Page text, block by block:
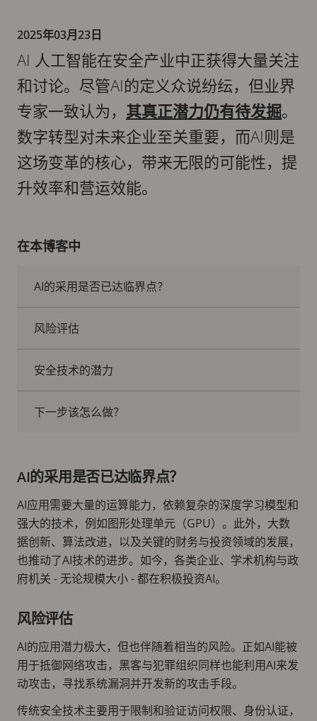
2025年03月23日
AI 人工智能在安全产业中正获得大量关注
和讨论。尽管AI的定义众说纷纭，但业界
专家一致认为， 其真正潜力仍有待发掘。
数字转型对未来企业至关重要，而AI则是
这场变革的核心，带来无限的可能性，提
升效率和营运效能。
在本博客中
AI的采用是否已达临界点？
风险评估
安全技术的潜力
下一步该怎么做？
AI的采用是否已达临界点？
AI应用需要大量的运算能力，依赖复杂的深度学习模型和
强大的技术，例如图形处理单元（GPU）。此外，大数
据创新、算法改进，以及关键的财务与投资领域的发展，
也推动了AI技术的进步。如今，各类企业、学术机构与政
府机关 - 无论规模大小 - 都在积极投资AI。
风险评估
AI的应用潜力极大，但也伴随着相当的风险。正如AI能被
用于抵御网络攻击，黑客与犯罪组织同样也能利用AI来发
动攻击，寻找系统漏洞并开发新的攻击手段。
传统安全技术主要用于限制和验证访问权限、身份认证，